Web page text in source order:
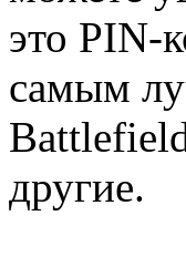
это PIN-
самым
другие.